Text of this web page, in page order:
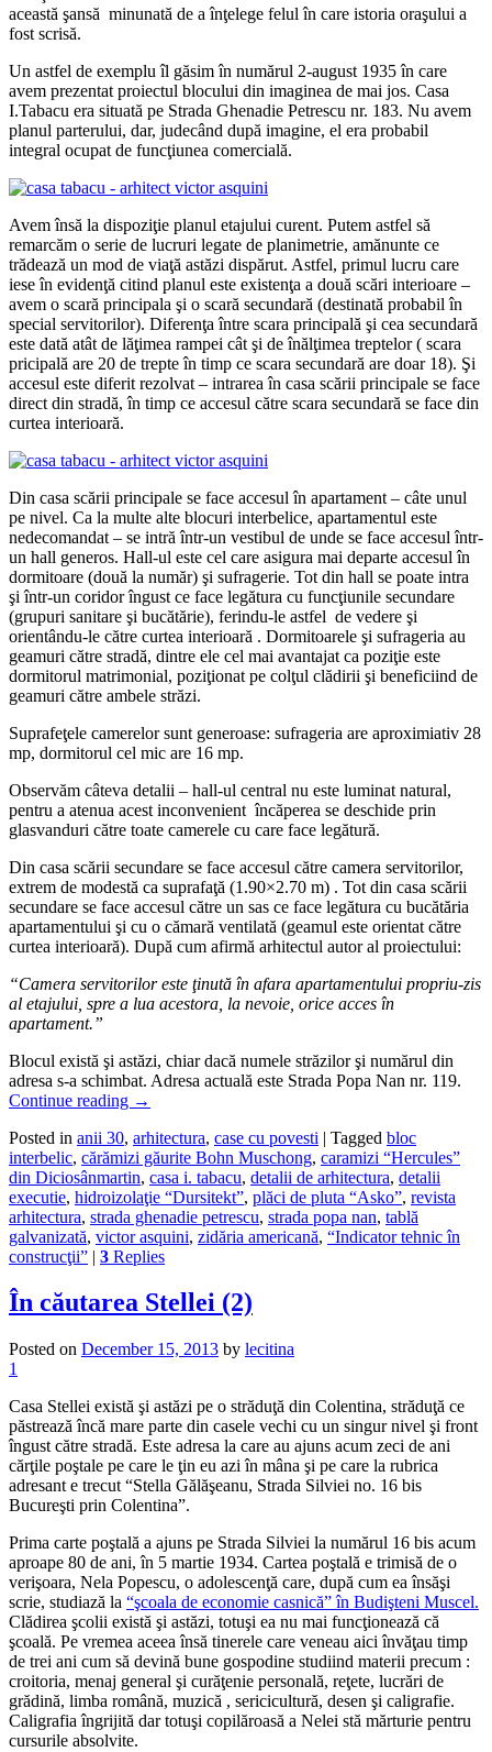
această şansă minunată de a înţelege felul în care istoria oraşului a
fost scrisă.
Un astfel de exemplu îl găsim în numărul 2-august 1935 în care
avem prezentat proiectul blocului din imaginea de mai jos. Casa
I.Tabacu era situată pe Strada Ghenadie Petrescu nr. 183. Nu avem
planul parterului, dar, judecând după imagine, el era probabil
integral ocupat de funcţiunea comercială.
Avem însă la dispoziţie planul etajului curent. Putem astfel să
remarcăm o serie de lucruri legate de planimetrie, amănunte ce
trădează un mod de viaţă astăzi dispărut. Astfel, primul lucru care
iese în evidenţă citind planul este existenţa a două scări interioare –
avem o scară principala şi o scară secundară (destinată probabil în
special servitorilor). Diferenţa între scara principală şi cea secundară
este dată atât de lăţimea rampei cât şi de înălţimea treptelor ( scara
pricipală are 20 de trepte în timp ce scara secundară are doar 18). Şi
accesul este diferit rezolvat – intrarea în casa scării principale se face
direct din stradă, în timp ce accesul către scara secundară se face din
curtea interioară.
Din casa scării principale se face accesul în apartament – câte unul
pe nivel. Ca la multe alte blocuri interbelice, apartamentul este
nedecomandat – se intră într-un vestibul de unde se face accesul într-
un hall generos. Hall-ul este cel care asigura mai departe accesul în
dormitoare (două la număr) şi sufragerie. Tot din hall se poate intra
şi într-un coridor îngust ce face legătura cu funcţiunile secundare
(grupuri sanitare şi bucătărie), ferindu-le astfel de vedere şi
orientându-le către curtea interioară . Dormitoarele şi sufrageria au
geamuri către stradă, dintre ele cel mai avantajat ca poziţie este
dormitorul matrimonial, poziţionat pe colţul clădirii şi beneficiind de
geamuri către ambele străzi.
Suprafeţele camerelor sunt generoase: sufrageria are aproximiativ 28
mp, dormitorul cel mic are 16 mp.
Observăm câteva detalii – hall-ul central nu este luminat natural,
pentru a atenua acest inconvenient încăperea se deschide prin
glasvanduri către toate camerele cu care face legătură.
Din casa scării secundare se face accesul către camera servitorilor,
extrem de modestă ca suprafaţă (1.90×2.70 m) . Tot din casa scării
secundare se face accesul către un sas ce face legătura cu bucătăria
apartamentului şi cu o cămară ventilată (geamul este orientat către
curtea interioară). După cum afirmă arhitectul autor al proiectului:
“Camera servitorilor este ţinută în afara apartamentului propriu-zis
al etajului, spre a lua acestora, la nevoie, orice acces în
apartament.”
Blocul există şi astăzi, chiar dacă numele străzilor şi numărul din
adresa s-a schimbat. Adresa actuală este Strada Popa Nan nr. 119.
Continue reading →
Posted in anii 30, arhitectura, case cu povesti | Tagged bloc
interbelic, cărămizi găurite Bohn Muschong, caramizi “Hercules”
din Diciosânmartin, casa i. tabacu, detalii de arhitectura, detalii
executie, hidroizolaţie “Dursitekt”, plăci de pluta “Asko”, revista
arhitectura, strada ghenadie petrescu, strada popa nan, tablă
galvanizată, victor asquini, zidăria americană, “Indicator tehnic în
construcţii” | 3 Replies
În căutarea Stellei (2)
Posted on December 15, 2013 by lecitina
1
Casa Stellei există şi astăzi pe o străduţă din Colentina, străduţă ce
păstrează încă mare parte din casele vechi cu un singur nivel şi front
îngust către stradă. Este adresa la care au ajuns acum zeci de ani
cărţile poştale pe care le ţin eu azi în mâna şi pe care la rubrica
adresant e trecut “Stella Gălăşeanu, Strada Silviei no. 16 bis
Bucureşti prin Colentina”.
Prima carte poştală a ajuns pe Strada Silviei la numărul 16 bis acum
aproape 80 de ani, în 5 martie 1934. Cartea poştală e trimisă de o
verişoara, Nela Popescu, o adolescenţă care, după cum ea însăşi
scrie, studiază la “şcoala de economie casnică” în Budişteni Muscel.
Clădirea şcolii există şi astăzi, totuşi ea nu mai funcţionează că
şcoală. Pe vremea aceea însă tinerele care veneau aici învăţau timp
de trei ani cum să devină bune gospodine studiind materii precum :
croitoria, menaj general şi curăţenie personală, reţete, lucrări de
grădină, limba română, muzică , sericicultură, desen şi caligrafie.
Caligrafia îngrijită dar totuşi copilăroasă a Nelei stă mărturie pentru
cursurile absolvite.